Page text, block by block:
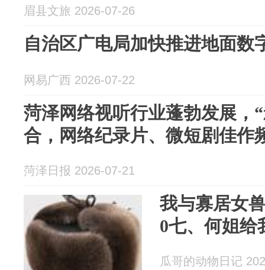
眉县文旅 2026-07-26
自治区广电局加快推进地面数
网易广西 2026-07-22
菏泽网络视听行业蓬勃发展，
合，网络纪录片、微短剧佳作
菏泽日报 2026-07-21
我与寡居女
0七、何姐给
瓜哥的动物日记